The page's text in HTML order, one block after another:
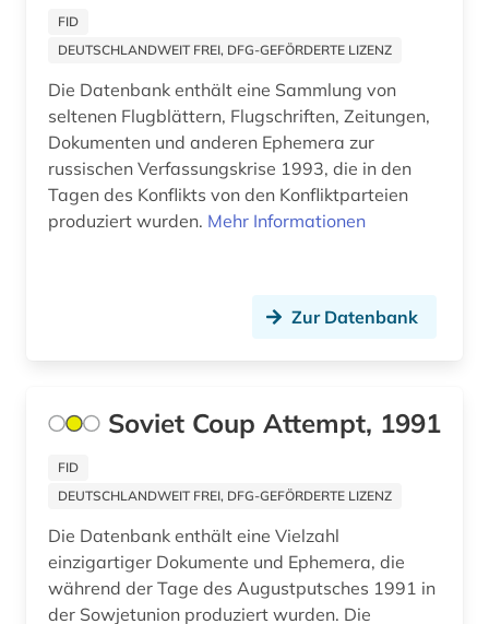
pflege (1)
pflegeeinrichtungen (1)
pflegemanagement (1)
philippinen (1)
politikdidaktik (1)
politikwissenschaft (1)
politische bildung (2)
politische geografie (1)
FID
DEUTSCHLANDWEIT FREI, DFG-GEFÖRDERTE LIZENZ
Die Datenbank enthält eine Sammlung von
seltenen Flugblättern, Flugschriften, Zeitungen,
Dokumenten und anderen Ephemera zur
russischen Verfassungskrise 1993, die in den
Tagen des Konflikts von den Konfliktparteien
produziert wurden. Mehr Informationen
Zur Datenbank
Soviet Coup Attempt, 1991
FID
DEUTSCHLANDWEIT FREI, DFG-GEFÖRDERTE LIZENZ
Die Datenbank enthält eine Vielzahl
einzigartiger Dokumente und Ephemera, die
während der Tage des Augustputsches 1991 in
der Sowjetunion produziert wurden. Die